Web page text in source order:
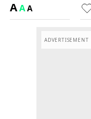
AAA
ADVERTISEMENT